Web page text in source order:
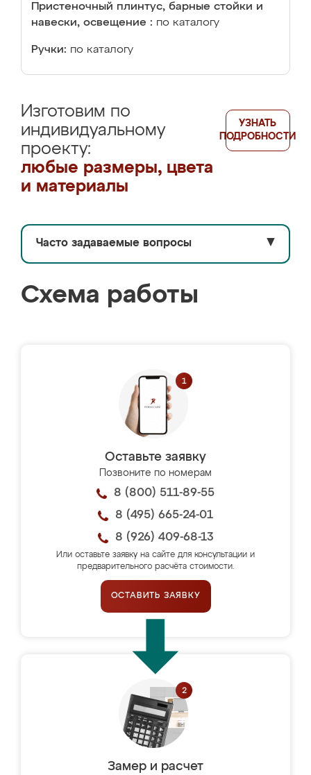
Пристеночный плинтус, барные стойки и
навески, освещение : по каталогу
Ручки: по каталогу
Изготовим по
индивидуальному
проекту:
любые размеры, цвета
и материалы
УЗНАТЬ
ПОДРОБНОСТИ
Часто задаваемые вопросы ▼
Схема работы
Оставьте заявку
Позвоните по номерам
8 (800) 511-89-55
8 (495) 665-24-01
8 (926) 409-68-13
Или оставьте заявку на сайте для консультации и
предварительного расчёта стоимости.
ОСТАВИТЬ ЗАЯВКУ
Замер и расчет